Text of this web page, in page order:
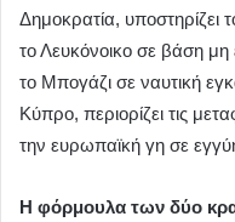
Δημοκρατία, υποστηρίζει
το Λευκόνοικο σε βάση
το Μπογάζι σε ναυτική
Κύπρο, περιορίζει τις
την ευρωπαϊκή γη σε
Η φόρμουλα των δύο